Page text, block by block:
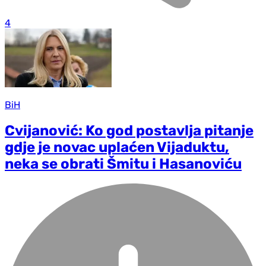
4
BiH
Cvijanović: Ko god postavlja pitanje
gdje je novac uplaćen Vijaduktu,
neka se obrati Šmitu i Hasanoviću